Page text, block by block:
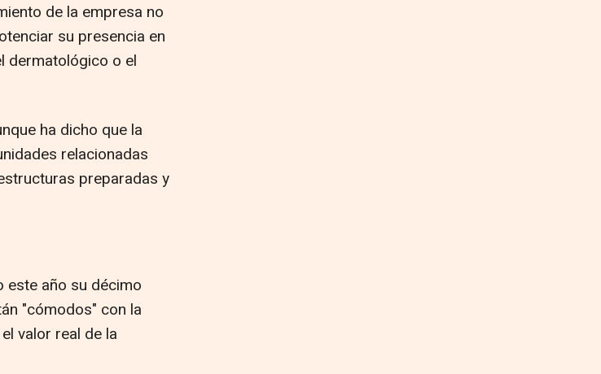
de la empresa no
su presencia en
dermatológico o el
ha dicho que la
relacionadas
preparadas y
este año su décimo
"cómodos" con la
valor real de la